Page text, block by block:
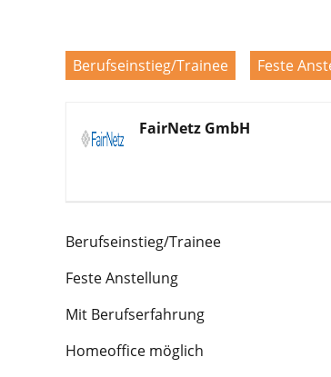
Berufseinstieg/Trainee Feste
FairNetz GmbH
Berufseinstieg/Trainee
Feste Anstellung
Mit Berufserfahrung
Homeoffice möglich